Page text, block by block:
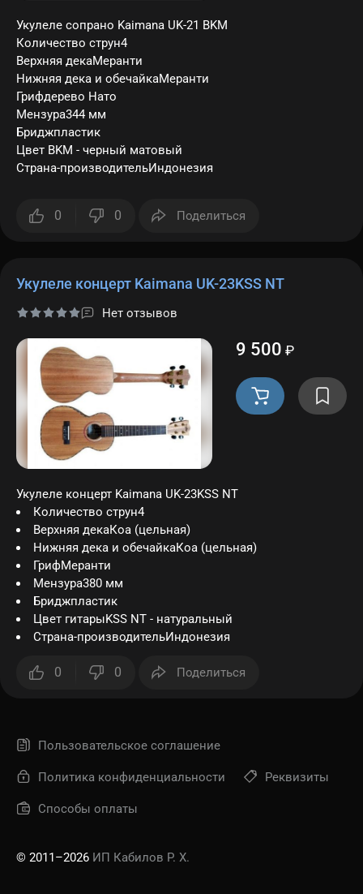
Укулеле сопрано Kaimana UK-21 BKM
Количество струн4
Верхняя декаМеранти
Нижняя дека и обечайкаМеранти
Грифдерево Нато
Мензура344 мм
Бриджпластик
Цвет BKM - черный матовый
Страна-производительИндонезия
0 0 Поделиться
Укулеле концерт Kaimana UK-23KSS NT
Нет отзывов
9 500 ₽
Укулеле концерт Kaimana UK-23KSS NT
Количество струн4
Верхняя декаКоа (цельная)
Нижняя дека и обечайкаКоа (цельная)
ГрифМеранти
Мензура380 мм
Бриджпластик
Цвет гитарыKSS NT - натуральный
Страна-производительИндонезия
0 0 Поделиться
Пользовательское соглашение
Политика конфиденциальности Реквизиты
Способы оплаты
© 2011–2026 ИП Кабилов Р. Х.